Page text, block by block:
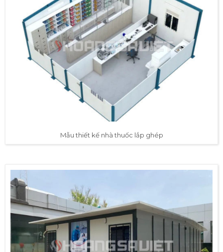
Mẫu thiết kế nhà thuốc lắp ghép